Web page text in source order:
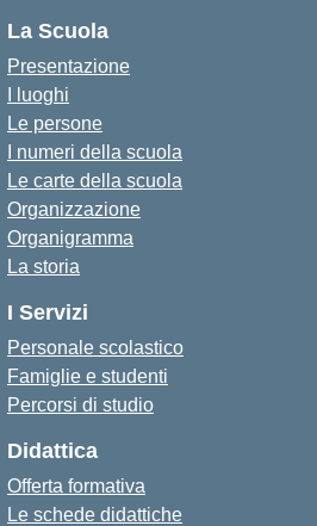
La Scuola
Presentazione
I luoghi
Le persone
I numeri della scuola
Le carte della scuola
Organizzazione
Organigramma
La storia
I Servizi
Personale scolastico
Famiglie e studenti
Percorsi di studio
Didattica
Offerta formativa
Le schede didattiche